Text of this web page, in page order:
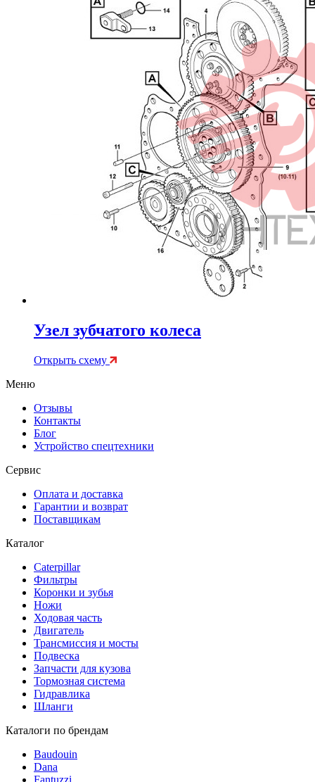
Узел зубчатого колеса
Открыть схему
Меню
Отзывы
Контакты
Блог
Устройство спецтехники
Сервис
Оплата и доставка
Гарантии и возврат
Поставщикам
Каталог
Caterpillar
Фильтры
Коронки и зубья
Ножи
Ходовая часть
Двигатель
Трансмиссия и мосты
Подвеска
Запчасти для кузова
Тормозная система
Гидравлика
Шланги
Каталоги по брендам
Baudouin
Dana
Fantuzzi